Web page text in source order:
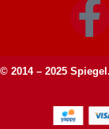
© 2014 – 2025